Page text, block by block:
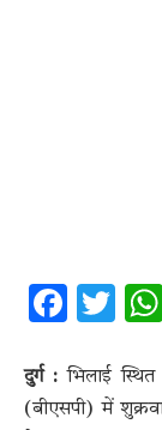
दुर्ग :भिलाई
(बीएसपी) में